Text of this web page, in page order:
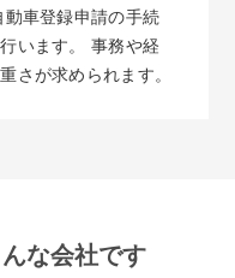
動車登録申請の手続
います。 事務や経
さが求められます。
な会社です